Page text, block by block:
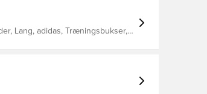
Lang, adidas, Træningsbukser,